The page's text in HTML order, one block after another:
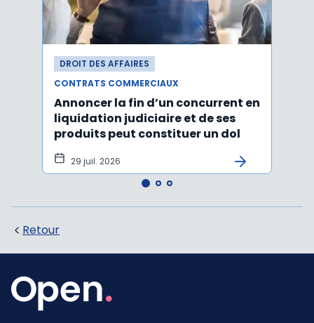
DROIT DES AFFAIRES
CONTRATS COMMERCIAUX
Annoncer la fin d’un concurrent en
liquidation judiciaire et de ses
produits peut constituer un dol
29 juil. 2026
Retour